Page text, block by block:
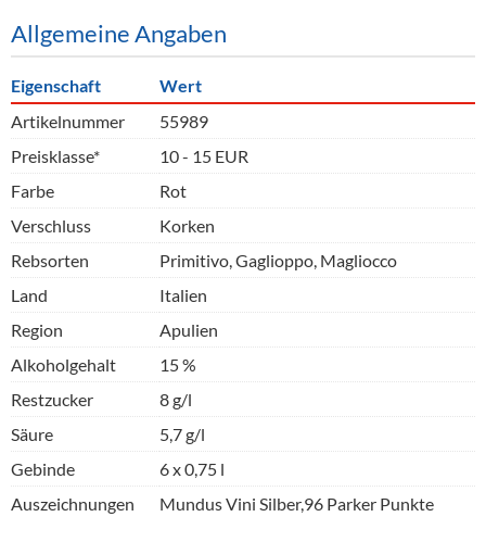
Allgemeine Angaben
Eigenschaft
Wert
Artikelnummer
55989
Preisklasse*
10 - 15 EUR
Farbe
Rot
Verschluss
Korken
Rebsorten
Primitivo, Gaglioppo, Magliocco
Land
Italien
Region
Apulien
Alkoholgehalt
15 %
Restzucker
8 g/l
Säure
5,7 g/l
Gebinde
6 x 0,75 l
Auszeichnungen
Mundus Vini Silber,96 Parker Punkte